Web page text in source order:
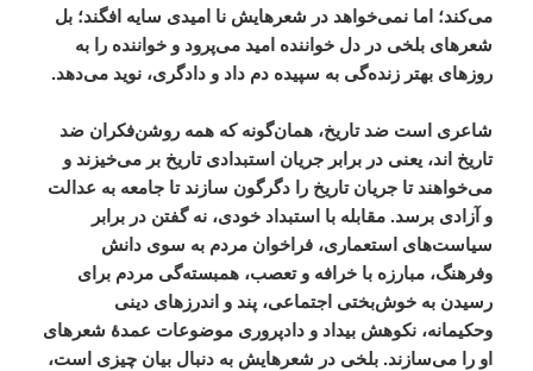
میکند؛ اما نمیخواهد در شعرهایش نا امیدی سایه افگند؛ بل
شعرهای بلخی در دل خواننده امید میپرود و خواننده را
به
روزهای بهتر زندهگی به سپیده دم داد و دادگری، نوید میدهد.
شاعری است ضد تاریخ، همانگونه که همه روشنفکران ضد
تاریخ اند، یعنی در برابر جریان استبدادی تاریخ بر میخیزند و
میخواهند تا جریان تاریخ را دگرگون سازند تا جامعه به عدالت
و آزادی برسد.مقابله با استبداد خودی، نه گفتن در برابر
سیاستهای استعماری، فراخوان مردم به سوی دانش
وفرهنگ، مبارزه با خرافه و تعصب، همبستهگی مردم برای
رسیدن به خوشبختی اجتماعی، پند و اندرزهای دینی
وحکیمانه، نکوهش بیداد و دادپروری موضوعات عمدۀ شعرهای
او را میسازند.بلخی در شعرهایش به دنبال بیان چیزی است،